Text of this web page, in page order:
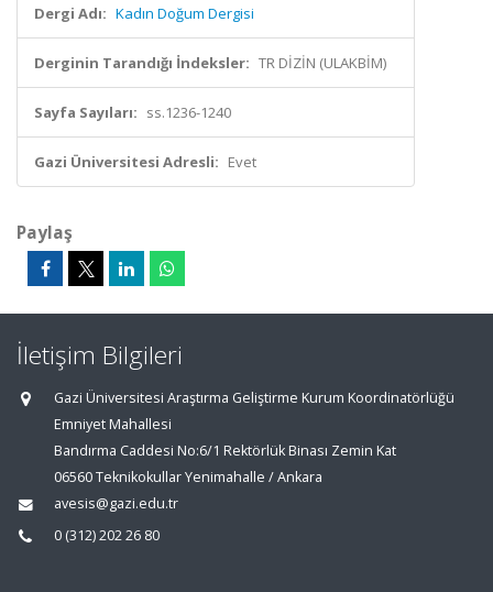
Dergi Adı: Kadın Doğum Dergisi
Derginin Tarandığı İndeksler: TR DİZİN (ULAKBİM)
Sayfa Sayıları: ss.1236-1240
Gazi Üniversitesi Adresli: Evet
Paylaş
İletişim Bilgileri
Gazi Üniversitesi Araştırma Geliştirme Kurum Koordinatörlüğü
Emniyet Mahallesi
Bandırma Caddesi No:6/1 Rektörlük Binası Zemin Kat
06560 Teknikokullar Yenimahalle / Ankara
avesis@gazi.edu.tr
0 (312) 202 26 80